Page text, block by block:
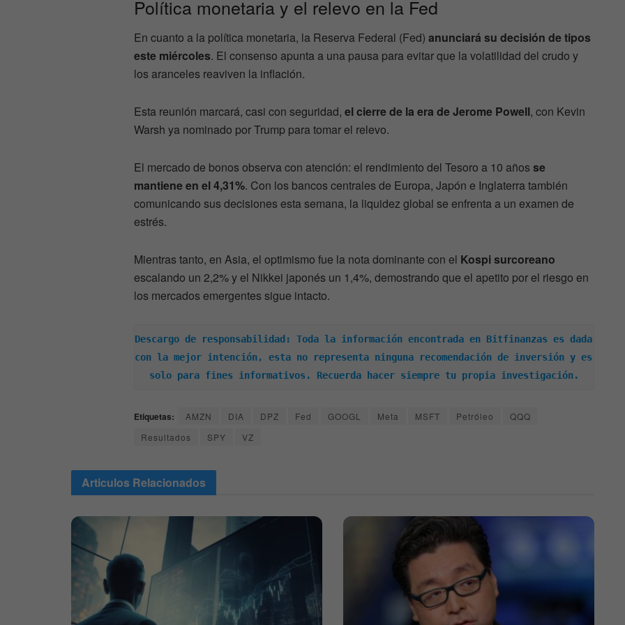
Política monetaria y el relevo en la Fed
En cuanto a la política monetaria, la Reserva Federal (Fed) anunciará su decisión de tipos
este miércoles. El consenso apunta a una pausa para evitar que la volatilidad del crudo y
los aranceles reaviven la inflación.
Esta reunión marcará, casi con seguridad, el cierre de la era de Jerome Powell, con Kevin
Warsh ya nominado por Trump para tomar el relevo.
El mercado de bonos observa con atención: el rendimiento del Tesoro a 10 añosse
mantiene en el 4,31%. Con los bancos centrales de Europa, Japón e Inglaterra también
comunicando sus decisiones esta semana, la liquidez global se enfrenta a un examen de
estrés.
Mientras tanto, en Asia, el optimismo fue la nota dominante con el Kospi surcoreano
escalando un 2,2% y el Nikkei japonés un 1,4%, demostrando que el apetito por el riesgo en
los mercados emergentes sigue intacto.
Descargo de responsabilidad: Toda la información encontrada en Bitfinanzas es dada
con la mejor intención, esta no representa ninguna recomendación de inversión y es
solo para fines informativos. Recuerda hacer siempre tu propia investigación.
Etiquetas: AMZN DIA DPZ Fed GOOGL Meta MSFT Petróleo
QQQ
Resultados
SPY VZ
Articulos Relacionados